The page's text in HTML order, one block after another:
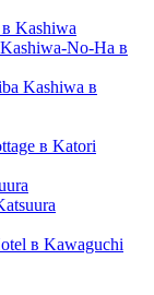
Kashiwa
No-Ha в
Kashiwa в
в Katori
в Kawaguchi